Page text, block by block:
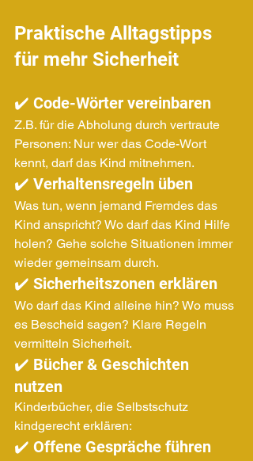
Praktische Alltagstipps
für mehr Sicherheit
✔️ Code-Wörter vereinbaren
Z.B. für die Abholung durch vertraute
Personen: Nur wer das Code-Wort
kennt, darf das Kind mitnehmen.
✔️ Verhaltensregeln üben
Was tun, wenn jemand Fremdes das
Kind anspricht? Wo darf das Kind Hilfe
holen? Gehe solche Situationen immer
wieder gemeinsam durch.
✔️ Sicherheitszonen erklären
Wo darf das Kind alleine hin? Wo muss
es Bescheid sagen? Klare Regeln
vermitteln Sicherheit.
✔️ Bücher & Geschichten
nutzen
Kinderbücher, die Selbstschutz
kindgerecht erklären:
✔️ Offene Gespräche führen